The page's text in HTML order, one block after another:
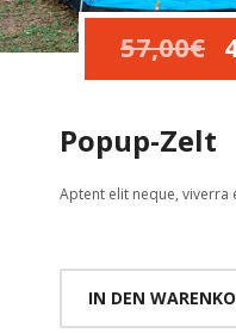
Popup-Zelt
57,00€
Aptent elit neque, viverra
IN DEN